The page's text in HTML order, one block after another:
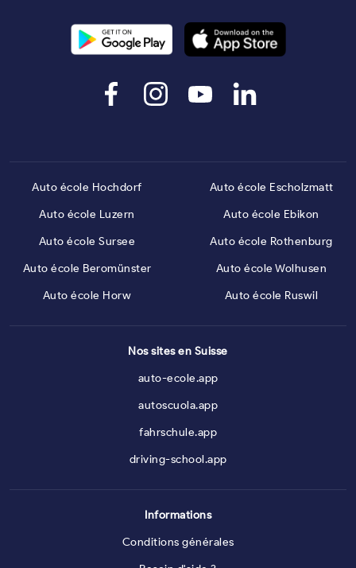
Auto école Hochdorf
Auto école Luzern
Auto école Sursee
Auto école Beromünster
Auto école Horw
Auto école Escholzmatt
Auto école Ebikon
Auto école Rothenburg
Auto école Wolhusen
Auto école Ruswil
Nos sites en Suisse
auto-ecole.app
autoscuola.app
fahrschule.app
driving-school.app
Informations
Conditions générales